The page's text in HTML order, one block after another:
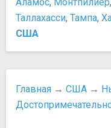
Музей иммиграции
Музей Искусств
Музей искусства в
Музей небоскрёбов
Музей Ногучи
Клэм-чаудер
Особенности
Рестораны и кафе
Фаст-фуды
Аренда
Аэропорт имени
Таллахасси, Тампа,
США
Главная → США →